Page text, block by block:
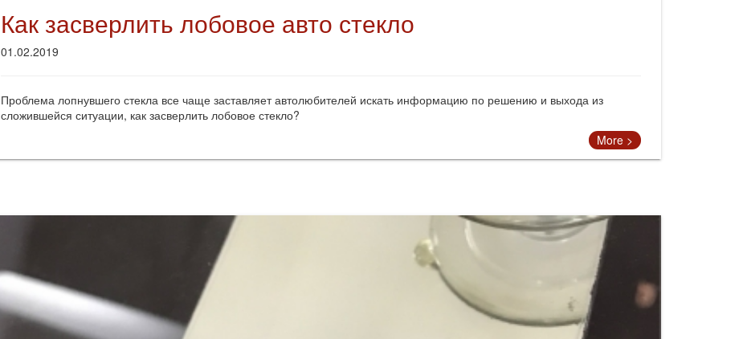
Как засверлить лобовое авто стекло
01.02.2019
Проблема лопнувшего стекла все чаще заставляет автолюбителей искать информацию по решению и выхода из
сложившейся ситуации, как засверлить лобовое стекло?
More >